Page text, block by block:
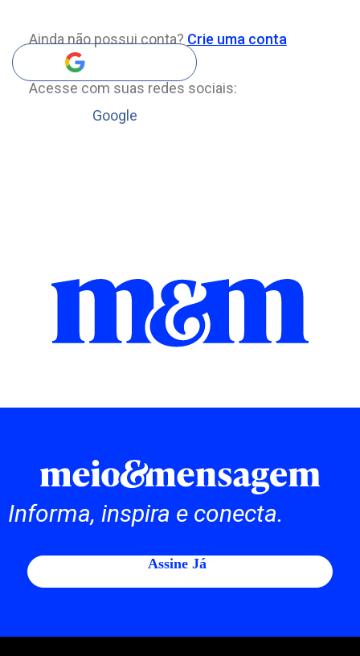
Ainda não possui conta? Crie uma conta
Acesse com suas redes sociais:
Google
Informa, inspira e conecta.
Assine Já